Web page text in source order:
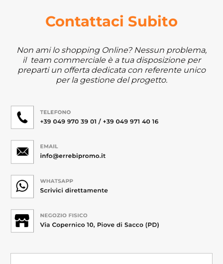
Contattaci Subito
Non ami lo shopping Online? Nessun problema,
il team commerciale è a tua disposizione per
preparti un offerta dedicata con referente unico
per la gestione del progetto.